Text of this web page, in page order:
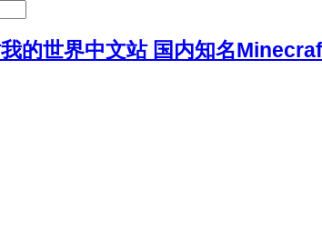
我的世界中文站 国内知名